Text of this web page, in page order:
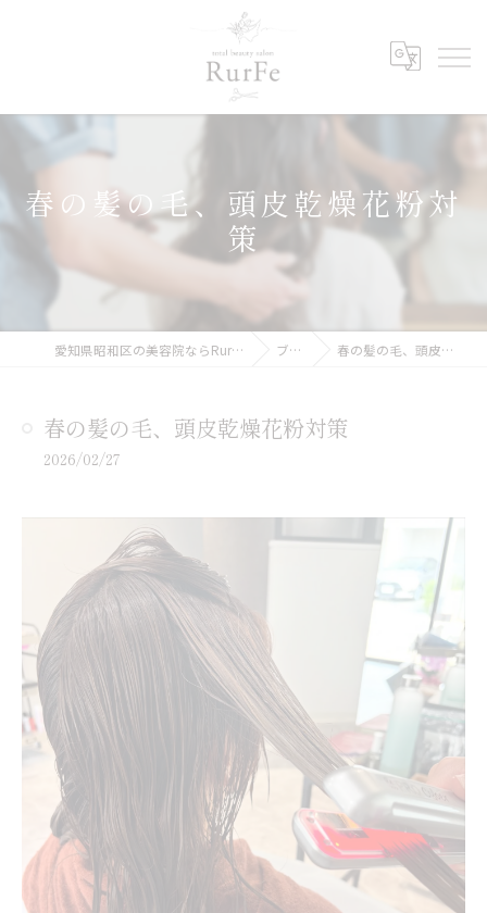
春の髪の毛、頭皮乾燥花粉対
策
愛知県昭和区の美容院ならRurFe【ルルフェ】 ブログ 春の髪の毛、頭皮乾燥花粉対策
春の髪の毛、頭皮乾燥花粉対策
2026/02/27